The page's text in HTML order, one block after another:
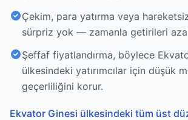
Çekim, para yatırma veya
sürpriz yok — zamanla getirileri
Şeffaf fiyatlandırma, böylece
ülkesindeki yatırımcılar için düşük
geçerliliğini korur.
Ekvator Ginesi ülkesindeki tüm üst